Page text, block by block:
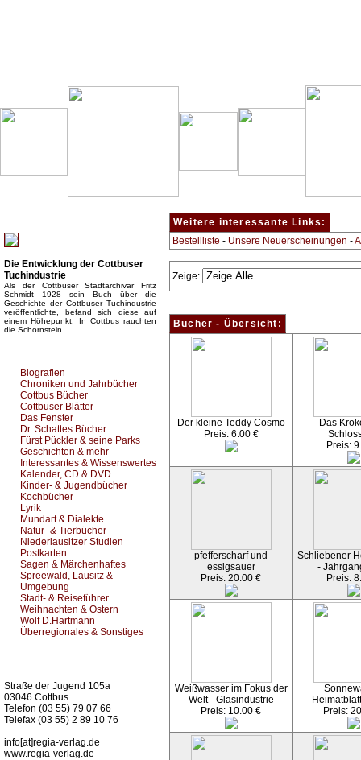
Die Entwicklung der Cottbuser
Tuchindustrie
Als der Cottbuser Stadtarchivar Fritz
Schmidt 1928 sein Buch über die
Geschichte der Cottbuser Tuchindustrie
veröffentlichte, befand sich diese auf
einem Höhepunkt. In Cottbus rauchten
die Schornstein ...
Biografien
Chroniken und Jahrbücher
Cottbus Bücher
Cottbuser Blätter
Das Fenster
Dr. Schattes Bücher
Fürst Pückler & seine Parks
Geschichten & mehr
Interessantes & Wissenswertes
Kalender, CD & DVD
Kinder- & Jugendbücher
Kochbücher
Lyrik
Mundart & Dialekte
Natur- & Tierbücher
Niederlausitzer Studien
Postkarten
Sagen & Märchenhaftes
Spreewald, Lausitz &
Umgebung
Stadt- & Reiseführer
Weihnachten & Ostern
Wolf D.Hartmann
Überregionales & Sonstiges
Straße der Jugend 105a
03046 Cottbus
Telefon (03 55) 79 07 66
Telefax (03 55) 2 89 10 76
info[at]regia-verlag.de
www.regia-verlag.de
Weitere interessante Links:
Bestellliste - Unsere Neuerscheinungen -
Zeige:
Bücher - Übersicht:
Der kleine Teddy Cosmo
Preis: 6.00 €
Das
Preis:
pfefferscharf und
essigsauer
Preis: 20.00 €
Schliebener
-
Preis:
Weißwasser im Fokus der
Welt - Glasindustrie
Preis: 10.00 €
Preis: